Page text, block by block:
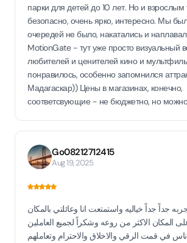
парки для детей до 10 лет. Но и взрослым
безопасно, очень ярко, интересно. Мы
очередей не было, накатались и
MotionGate - тут уже просто визуальный
любителей и ценителей кино и
понравилось, особенно запомнился
Мадагаскар)) Цены в магазинах, конечно,
соответсвующие - не бюджетно, но
Go08212712415
Aug 19, 2025
جداً جداً خياليه واستمتعت انا وعائلتي بالمكان
المكان الاكثر من روعه وشكراً لجميع العاملين
في قمت الرقي والاخلاق والاحترام وتعاملهم